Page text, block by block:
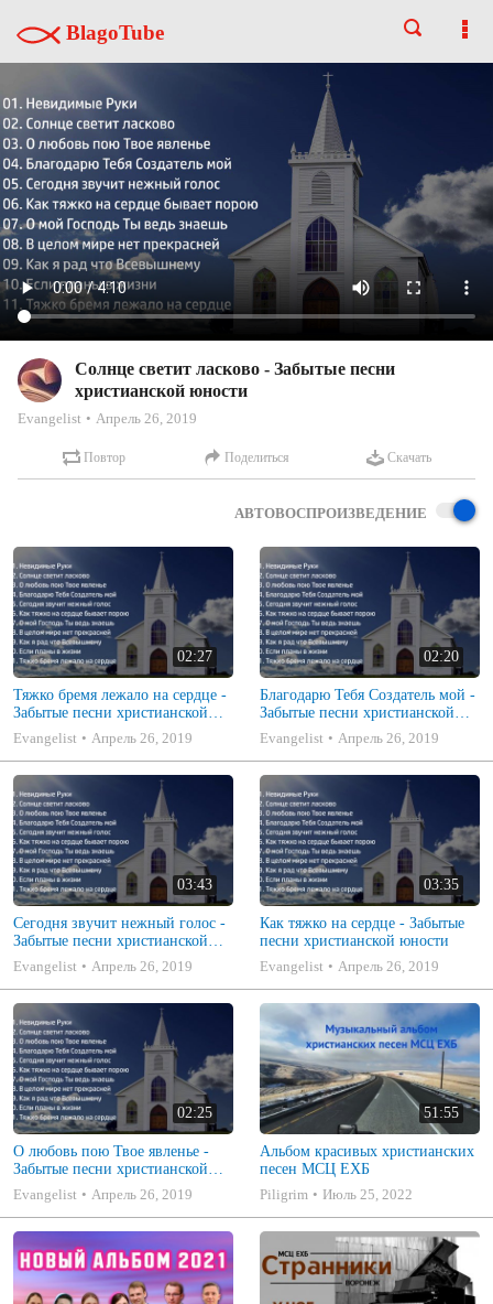
BlagoTube
Солнце светит ласково - Забытые песни
христианской юности
Evangelist Апрель 26, 2019
Повтор Поделиться Скачать
АВТОВОСПРОИЗВЕДЕНИЕ
02:27
Тяжко бремя лежало на сердце -
Забытые песни христианской
юности
Evangelist Апрель 26, 2019
02:20
Благодарю Тебя Создатель мой -
Забытые песни христианской
юности
Evangelist Апрель 26, 2019
03:43
Сегодня звучит нежный голос -
Забытые песни христианской
юности
Evangelist Апрель 26, 2019
03:35
Как тяжко на сердце - Забытые
песни христианской юности
Evangelist
Апрель 26, 2019
02:25
О любовь пою Твое явленье -
Забытые песни христианской
юности
Evangelist Апрель 26, 2019
51:55
Альбом красивых христианских
песен МСЦ ЕХБ
Piligrim
Июль 25, 2022